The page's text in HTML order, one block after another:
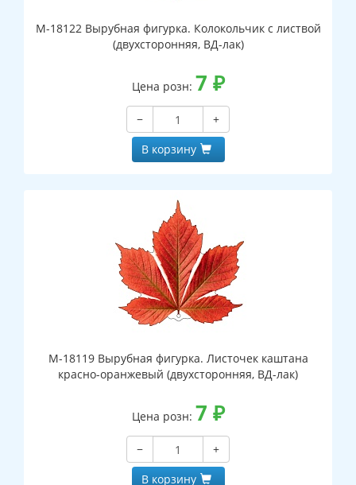
М-18122 Вырубная фигурка. Колокольчик с листвой
(двухсторонняя, ВД-лак)
Цена розн: 7 ₽
−
+
В корзину
М-18119 Вырубная фигурка. Листочек каштана
красно-оранжевый (двухсторонняя, ВД-лак)
Цена розн: 7 ₽
−
+
В корзину